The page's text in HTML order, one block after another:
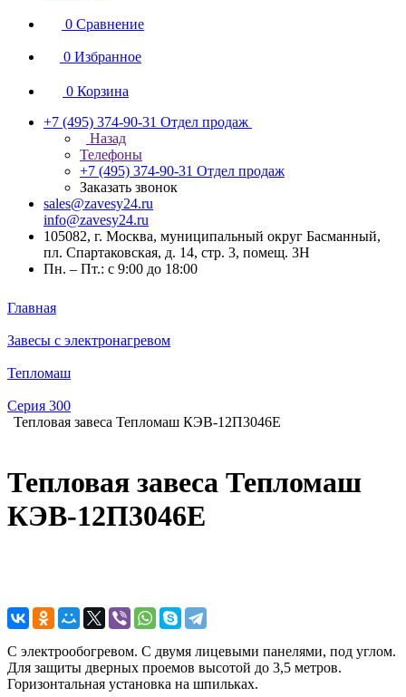
0 Сравнение
0 Избранное
0 Корзина
+7 (495) 374-90-31 Отдел продаж
Назад
Телефоны
+7 (495) 374-90-31 Отдел продаж
Заказать звонок
sales@zavesy24.ru
info@zavesy24.ru
105082, г. Москва, муниципальный округ Басманный,
пл. Спартаковская, д. 14, стр. 3, помещ. 3Н
Пн. – Пт.: с 9:00 до 18:00
Главная
Завесы с электронагревом
Тепломаш
Серия 300
Тепловая завеса Тепломаш КЭВ-12П3046E
Тепловая завеса Тепломаш
КЭВ-12П3046E
С электрообогревом. С двумя лицевыми панелями, под углом.
Для защиты дверных проемов высотой до 3,5 метров.
Горизонтальная установка на шпильках.